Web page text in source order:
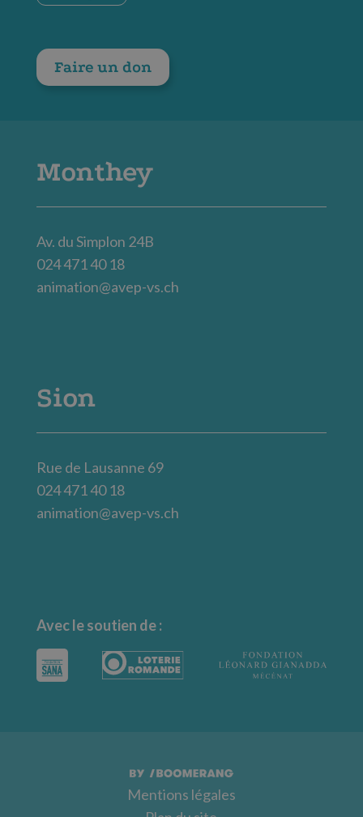
Faire un don
Monthey
Av. du Simplon 24B
024 471 40 18
animation@avep-vs.ch
Sion
Rue de Lausanne 69
024 471 40 18
animation@avep-vs.ch
Avec le soutien de :
Mentions légales